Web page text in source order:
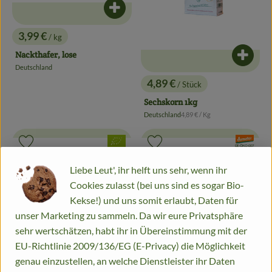
, Preis:
3,99 €/ kg
Nackthafer, lose
, Herkunft:
Deutschland
Produkt zum Warenkorb hinzufügen
, Preis:
4,89 €/ Stück
Sechskorn 1kg
, Herkunft:
Deutschland, Referenzpreis:
4,89 €/ Kg
, Verband:
Produkt zu Favouriten hinzufügen
, Verband:
, Kontrollstelle:
DE-ÖKO-007
Produkt zu Favouriten hinzufügen
Liebe Leut', ihr helft uns sehr, wenn ihr
Cookies zulasst (bei uns sind es sogar Bio-
Kekse!) und uns somit erlaubt, Daten für
unser Marketing zu sammeln. Da wir eure Privatsphäre
sehr wertschätzen, habt ihr in Übereinstimmung mit der
EU-Richtlinie 2009/136/EG (E-Privacy) die Möglichkeit
genau einzustellen, an welche Dienstleister ihr Daten